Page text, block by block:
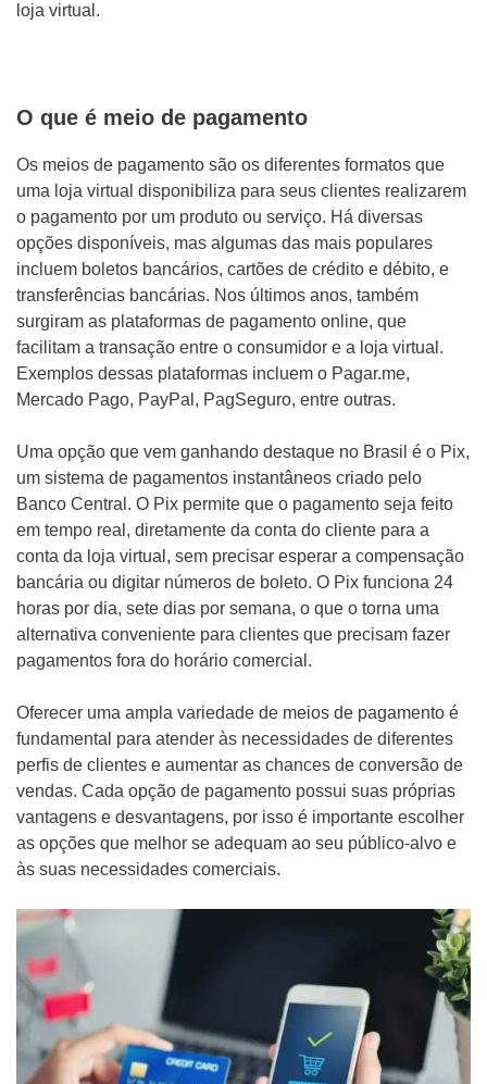
loja virtual.
O que é meio de pagamento
Os meios de pagamento são os diferentes formatos que
uma loja virtual disponibiliza para seus clientes realizarem
o pagamento por um produto ou serviço. Há diversas
opções disponíveis, mas algumas das mais populares
incluem boletos bancários, cartões de crédito e débito, e
transferências bancárias. Nos últimos anos, também
surgiram as plataformas de pagamento online, que
facilitam a transação entre o consumidor e a loja virtual.
Exemplos dessas plataformas incluem o Pagar.me,
Mercado Pago, PayPal, PagSeguro, entre outras.
Uma opção que vem ganhando destaque no Brasil é o Pix,
um sistema de pagamentos instantâneos criado pelo
Banco Central. O Pix permite que o pagamento seja feito
em tempo real, diretamente da conta do cliente para a
conta da loja virtual, sem precisar esperar a compensação
bancária ou digitar números de boleto. O Pix funciona 24
horas por dia, sete dias por semana, o que o torna uma
alternativa conveniente para clientes que precisam fazer
pagamentos fora do horário comercial.
Oferecer uma ampla variedade de meios de pagamento é
fundamental para atender às necessidades de diferentes
perfis de clientes e aumentar as chances de conversão de
vendas. Cada opção de pagamento possui suas próprias
vantagens e desvantagens, por isso é importante escolher
as opções que melhor se adequam ao seu público-alvo e
às suas necessidades comerciais.
WHATSAPP: (62) 99168 - 8014